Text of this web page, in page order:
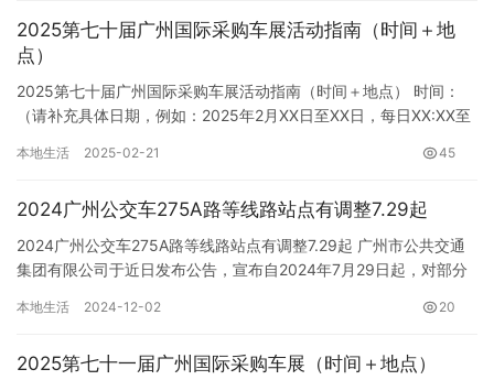
2025第七十届广州国际采购车展活动指南（时间＋地
点）
2025第七十届广州国际采购车展活动指南（时间＋地点） 时间：
（请补充具体日期，例如：2025年2月XX日至XX日，每日XX:XX至
本地生活 2025-02-21 45
2024广州公交车275A路等线路站点有调整7.29起
2024广州公交车275A路等线路站点有调整7.29起 广州市公共交通
集团有限公司于近日发布公告，宣布自2024年7月29日起，对部分
本地生活 2024-12-02 20
2025第七十一届广州国际采购车展（时间＋地点）